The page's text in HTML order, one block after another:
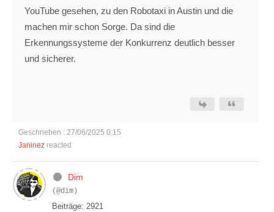
YouTube gesehen, zu den Robotaxi in Austin und die
machen mir schon Sorge. Da sind die
Erkennungssysteme der Konkurrenz deutlich besser
und sicherer.
Geschrieben : 27/06/2025 0:15
Janinez reacted
Dim
(@dim)
Beiträge: 2921